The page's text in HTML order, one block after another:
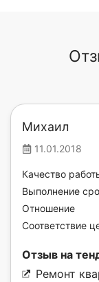
Михаил
11.01.2018
Качество
Выполнение
Отношение
Соответствие
Отзыв на
Ремонт